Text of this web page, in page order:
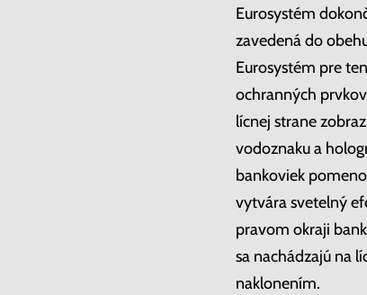
Eurosystém
zavedená do
Eurosystém pre
ochranných
lícnej strane
vodoznaku a
bankoviek
vytvára svetelný
pravom okraji
sa nachádzajú na
naklonením.